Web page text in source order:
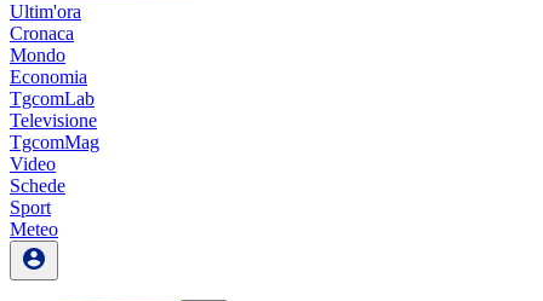
Ultim'ora
Cronaca
Mondo
Economia
TgcomLab
Televisione
TgcomMag
Video
Schede
Sport
Meteo